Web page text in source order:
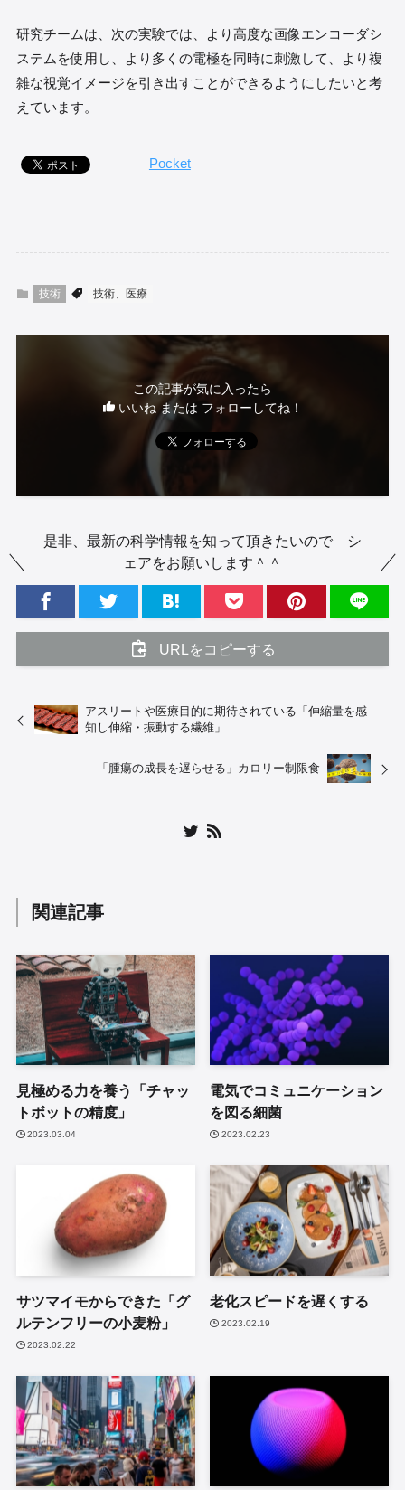
研究チームは、次の実験では、より高度な画像エンコーダシ
ステムを使用し、より多くの電極を同時に刺激して、より複
雑な視覚イメージを引き出すことができるようにしたいと考
えています。
Pocket
技術 技術、医療
この記事が気に入ったら
いいね または フォローしてね！
是非、最新の科学情報を知って頂きたいので シ
ェアをお願いします＾＾
URLをコピーする
アスリートや医療目的に期待されている「伸縮量を感
知し伸縮・振動する繊維」
「腫瘍の成長を遅らせる」カロリー制限食
関連記事
見極める力を養う「チャッ
トボットの精度」
2023.03.04
電気でコミュニケーション
を図る細菌
2023.02.23
サツマイモからできた「グ
ルテンフリーの小麦粉」
2023.02.22
老化スピードを遅くする
2023.02.19